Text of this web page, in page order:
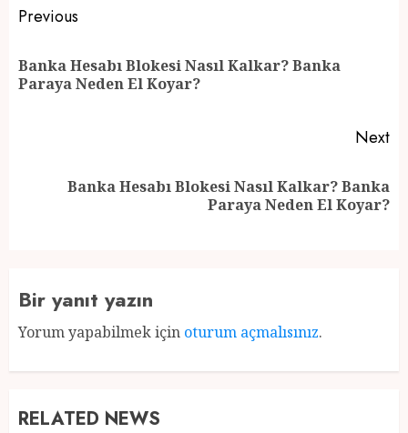
Post
navigation
Previous
Banka Hesabı Blokesi Nasıl Kalkar? Banka
Paraya Neden El Koyar?
Next
Banka Hesabı Blokesi Nasıl Kalkar? Banka
Paraya Neden El Koyar?
Bir yanıt yazın
Yorum yapabilmek için oturum açmalısınız.
RELATED NEWS